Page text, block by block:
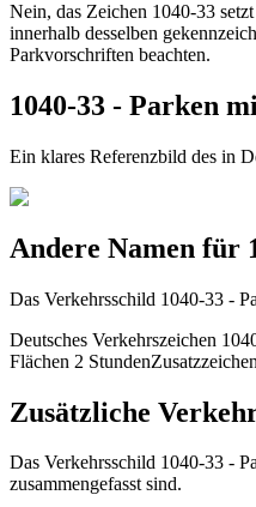
Nein, das Zeichen 1040-33
innerhalb desselben
Parkvorschriften beachten.
1040-33 - Parken
Ein klares Referenzbild des in
Andere Namen für
Das Verkehrsschild 1040-33 -
Deutsches Verkehrszeichen
Flächen 2 Stunden
Zusätzliche
Das Verkehrsschild 1040-33 -
zusammengefasst sind.